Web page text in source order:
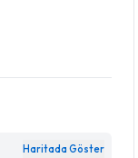
Haritada Göster